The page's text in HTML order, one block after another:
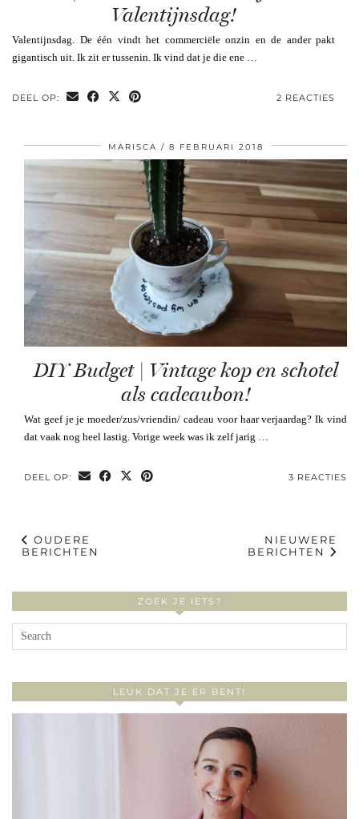
Valentijnsdag!
Valentijnsdag. De één vindt het commerciële onzin en de ander pakt
gigantisch uit. Ik zit er tussenin. Ik vind dat je die ene …
DEEL OP: 2 REACTIES
MARISCA 8 FEBRUARI 2018
DIY Budget | Vintage kop en schotel
als cadeaubon!
Wat geef je je moeder/zus/vriendin/ cadeau voor haar verjaardag? Ik vind
dat vaak nog heel lastig. Vorige week was ik zelf jarig …
DEEL OP: 3 REACTIES
OUDERE
BERICHTEN
NIEUWERE
BERICHTEN
ZOEK JE IETS?
LEUK DAT JE ER BENT!